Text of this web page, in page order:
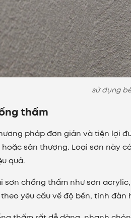
sử dụng
thấm
pháp đơn giản và tiện lợi
sân thượng. Loại sơn này
quả.
sơn chống thấm như sơn
yêu cầu về độ bền, tính